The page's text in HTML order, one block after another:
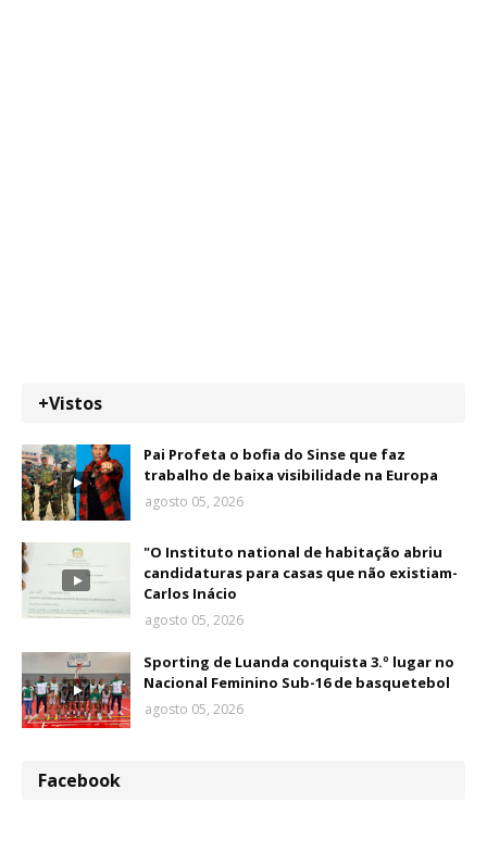
+Vistos
Pai Profeta o bofia do Sinse que faz
trabalho de baixa visibilidade na Europa
agosto 05, 2026
"O Instituto national de habitação abriu
candidaturas para casas que não existiam-
Carlos Inácio
agosto 05, 2026
Sporting de Luanda conquista 3.º lugar no
Nacional Feminino Sub-16 de basquetebol
agosto 05, 2026
Facebook